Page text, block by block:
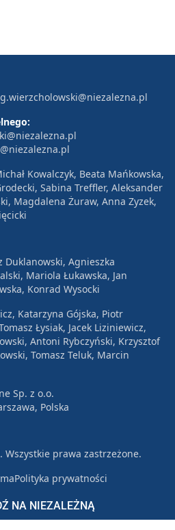
NA NIEZALEŻNĄ
g.wierzcholowski@niezalezna.pl
Kowalczyk, Beata Mańkowska,
Sabina Treffler, Aleksander
Magdalena Żuraw, Anna Zyzek,
Duklanowski, Agnieszka
Mariola Łukawska, Jan
Konrad Wysocki
Katarzyna Gójska, Piotr
Łysiak, Jacek Liziniewicz,
Antoni Rybczyński, Krzysztof
Tomasz Teluk, Marcin
Sp. z o.o.
Polska
prawa zastrzeżone.
Polityka prywatności